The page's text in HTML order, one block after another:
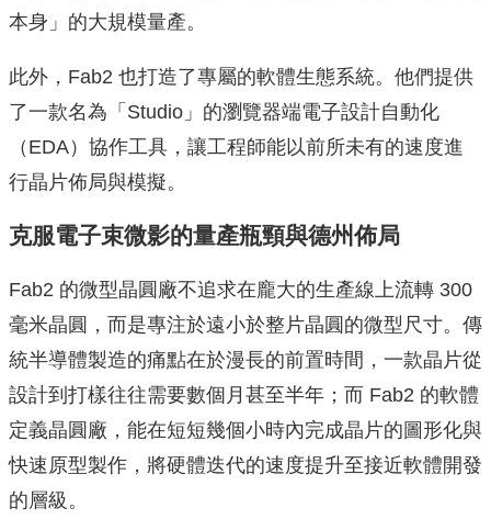
本身」的大規模量產。
此外，Fab2 也打造了專屬的軟體生態系統。他們提供
了一款名為「Studio」的瀏覽器端電子設計自動化
（EDA）協作工具，讓工程師能以前所未有的速度進
行晶片佈局與模擬。
克服電子束微影的量產瓶頸與德州佈局
Fab2 的微型晶圓廠不追求在龐大的生產線上流轉 300
毫米晶圓，而是專注於遠小於整片晶圓的微型尺寸。傳
統半導體製造的痛點在於漫長的前置時間，一款晶片從
設計到打樣往往需要數個月甚至半年；而 Fab2 的軟體
定義晶圓廠，能在短短幾個小時內完成晶片的圖形化與
快速原型製作，將硬體迭代的速度提升至接近軟體開發
的層級。